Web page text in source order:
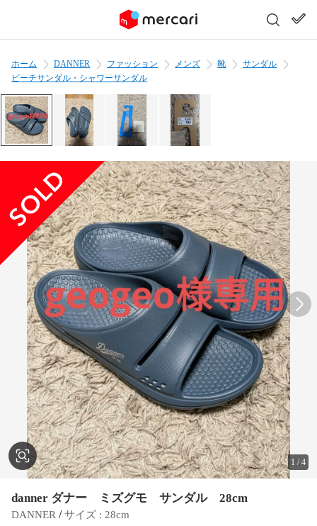
ホーム DANNER ファッション メンズ 靴
サンダル
ビーチサンダル・シャワーサンダル
1 /4
danner ダナー ミズグモ サンダル 28cm
DANNER / サイズ : 28cm